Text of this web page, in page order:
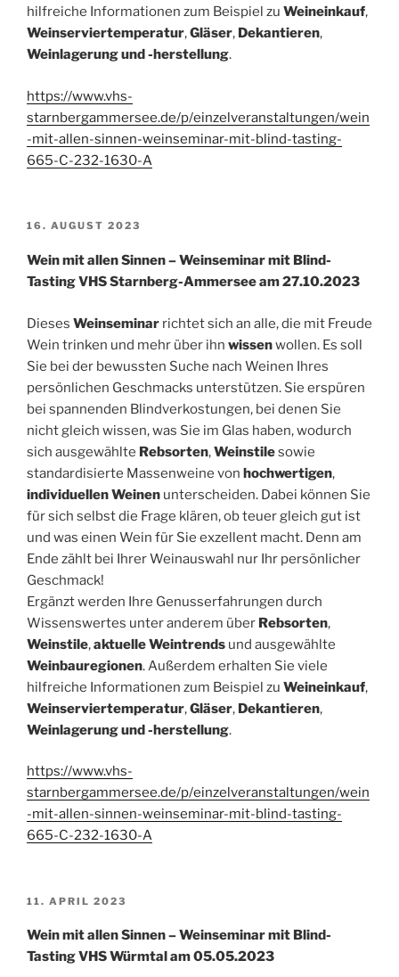
hilfreiche Informationen zum Beispiel zu Weineinkauf,
Weinserviertemperatur,Gläser, Dekantieren,
Weinlagerung und -herstellung.
https://www.vhs-
starnbergammersee.de/p/einzelveranstaltungen/wein
-mit-allen-sinnen-weinseminar-mit-blind-tasting-
665-C-232-1630-A
VERÖFFENTLICHT
16. AUGUST 2023
Wein mit allen Sinnen – Weinseminar mit Blind-
Tasting VHS Starnberg-Ammersee am 27.10.2023
Dieses Weinseminar richtet sich an alle, die mit Freude
Wein trinken und mehr über ihn wissenwollen. Es soll
Sie bei der bewussten Suche nach Weinen Ihres
persönlichen Geschmacks unterstützen. Sie erspüren
bei spannenden Blindverkostungen, bei denen Sie
nicht gleich wissen, was Sie im Glas haben, wodurch
sich ausgewählte Rebsorten,Weinstilesowie
standardisierte Massenweine von hochwertigen,
individuellen Weinen unterscheiden. Dabei können Sie
für sich selbst die Frage klären, ob teuer gleich gut ist
und was einen Wein für Sie exzellent macht. Denn am
Ende zählt bei Ihrer Weinauswahl nur Ihr persönlicher
Geschmack!
Ergänzt werden Ihre Genusserfahrungen durch
Wissenswertes unter anderem über Rebsorten,
Weinstile,aktuelle Weintrends und ausgewählte
Weinbauregionen. Außerdem erhalten Sie viele
hilfreiche Informationen zum Beispiel zu Weineinkauf,
Weinserviertemperatur,Gläser, Dekantieren,
Weinlagerung und -herstellung.
https://www.vhs-
starnbergammersee.de/p/einzelveranstaltungen/wein
-mit-allen-sinnen-weinseminar-mit-blind-tasting-
665-C-232-1630-A
VERÖFFENTLICHT
11. APRIL 2023
Wein mit allen Sinnen – Weinseminar mit Blind-
Tasting VHS Würmtal am 05.05.2023